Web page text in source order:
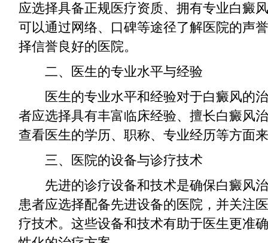
应选择具备正规医疗资质、拥有专业白癜
可以通过网络、口碑等途径了解医院的声
择信誉良好的医院。
二、医生的专业水平与经验
医生的专业水平和经验对于白癜风的治
者应选择具有丰富临床经验、擅长白癜风
查看医生的学历、职称、专业经历等方面
三、医院的设备与诊疗技术
先进的诊疗设备和技术是确保白癜风治
患者应选择配备先进设备的医院，并关注
疗技术。这些设备和技术有助于医生更准